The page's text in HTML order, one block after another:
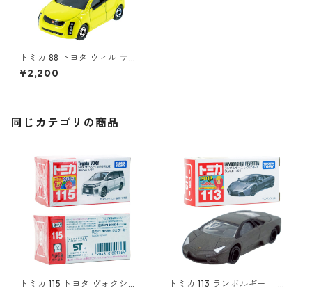
トミカ 88 トヨタ ウィル サイ
ファ #10654339
¥2,200
同じカテゴリの商品
トミカ 115 トヨタ ヴォクシー
トミカ 113 ランボルギーニ レ